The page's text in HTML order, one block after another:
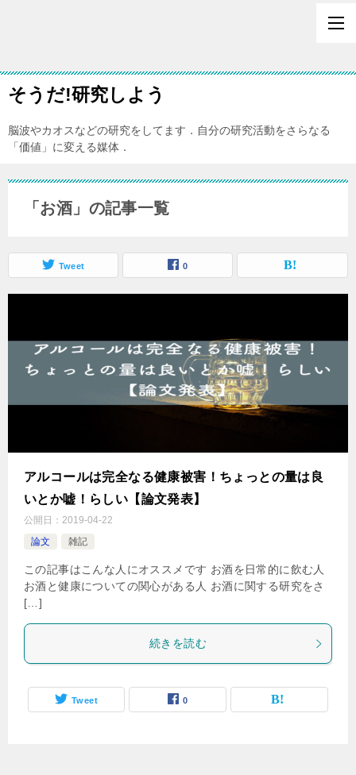
そうだ!研究しよう
脳波やカオスなどの研究をしてます．自分の研究活動をさらなる
「価値」に変える媒体．
「お酒」の記事一覧
Tweet 0
アルコールは完全なる健康被害！ちょっとの量は良
いとか嘘！らしい【論文発表】
公開日： 2019-04-22
論文
雑記
この記事はこんな人にオススメです お酒を日常的に飲む人
お酒と健康についての関心がある人 お酒に関する研究をさ
[…]
続きを読む
Tweet 0